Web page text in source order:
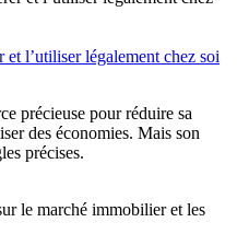
l’utiliser légalement chez soi
précieuse pour réduire sa
des économies. Mais son
précises.